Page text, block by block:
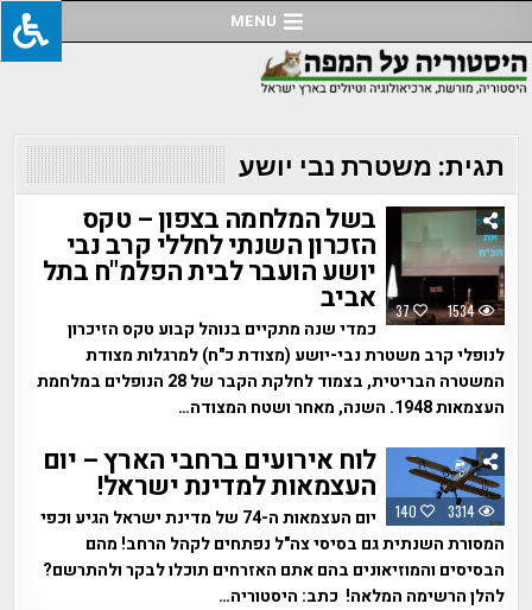
to
content
MENU
תגית: משטרת נבי יושע
37 1534
בשל המלחמה בצפון – טקס
הזכרון השנתי לחללי קרב נבי
יושע הועבר לבית הפלמ"ח בתל
אביב
כמדי שנה מתקיים בנוהל קבוע טקס הזיכרון
לנופלי קרב משטרת נבי-יושע (מצודת כ"ח) למרגלות מצודת
המשטרה הבריטית, בצמוד לחלקת הקבר של 28 הנופלים במלחמת
העצמאות 1948. השנה, מאחר ושטח המצודה…
140 3314
לוח אירועים ברחבי הארץ – יום
העצמאות למדינת ישראל!
יום העצמאות ה-74 של מדינת ישראל הגיע וכפי
המסורת השנתית גם בסיסי צה"ל נפתחים לקהל הרחב! מהם
הבסיסים והמוזיאונים בהם אתם האזרחים תוכלו לבקר ולהתרשם?
להלן הרשימה המלאה! כתב: היסטוריה…